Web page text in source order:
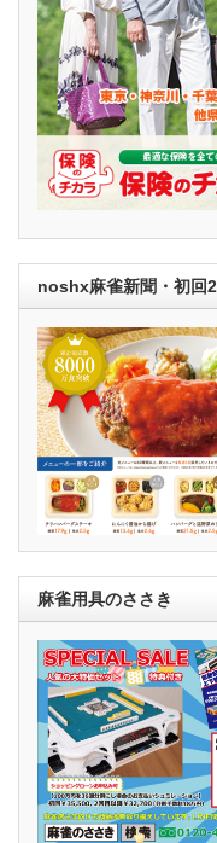
noshx麻雀新聞・初回
麻雀用具のささき